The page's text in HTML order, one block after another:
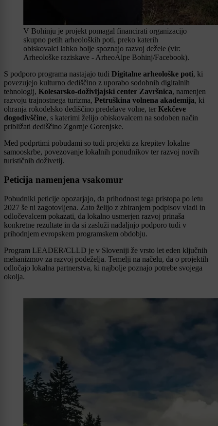
V Bohinju je projekt pomagal financirati organizacijo
skupno petih arheoloških poti, preko katerih
obiskovalci lahko bolje spoznajo razvoj dežele (vir:
Arheološke raziskave - ArheoAlpe Bohinj/Facebook).
S podporo programa nastajajo tudi Digitalne arheološke poti, ki
povezujejo kulturno dediščino z uporabo sodobnih digitalnih
tehnologij, Kolesarsko-doživljajski center Završnica, namenjen
razvoju trajnostnega turizma, Petruškina volnena akademija, ki
ohranja rokodelsko dediščino predelave volne, ter Kekčeve
dogodivščine, s katerimi želijo obiskovalcem na sodoben način
približati dediščino Zgornje Gorenjske.
Med podprtimi pobudami so tudi projekti za krepitev lokalne
samooskrbe, povezovanje lokalnih ponudnikov ter razvoj novih
turističnih doživetij.
Peticija namenjena vsakomur
Pobudniki peticije opozarjajo, da prihodnost tega pristopa po letu
2027 še ni zagotovljena. Zato želijo z zbiranjem podpisov vladi in
odločevalcem pokazati, da lokalno usmerjen razvoj prinaša
konkretne rezultate in da si zasluži nadaljnjo podporo tudi v
prihodnjem evropskem programskem obdobju.
Program LEADER/CLLD je v Sloveniji že vrsto let eden ključnih
mehanizmov za razvoj podeželja. Temelji na načelu, da o projektih
odločajo lokalna partnerstva, ki najbolje poznajo potrebe svojega
okolja.